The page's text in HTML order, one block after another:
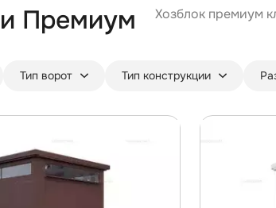
Премиум Хозблок премиум
Тип ворот Тип конструкции